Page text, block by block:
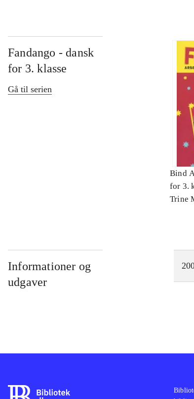
Fandango - dansk
for 3. klasse
Gå til serien
Bind
for 3.
Trine
Informationer og
udgaver